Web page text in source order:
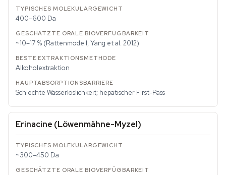
400–600 Da
~10–17 % (Rattenmodell, Yang et al. 2012)
Alkoholextraktion
Schlechte Wasserlöslichkeit; hepatischer First-Pass
Erinacine (Löwenmähne-Myzel)
~300–450 Da